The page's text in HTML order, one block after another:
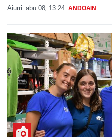
Aiurri abu 08, 13:24 ANDOAIN